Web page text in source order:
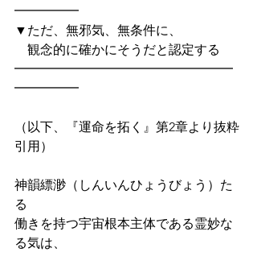
━━━━━
▼ただ、無邪気、無条件に、
観念的に確かにそうだと認定する
━━━━━━━━━━━━━━━━━
━━━━━
（以下、『運命を拓く』第2章より抜粋
引用）
神韻縹渺（しんいんひょうびょう）た
る
働きを持つ宇宙根本主体である霊妙な
る気は、